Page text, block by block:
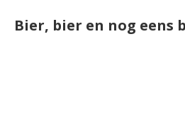
Bier, bier en nog eens